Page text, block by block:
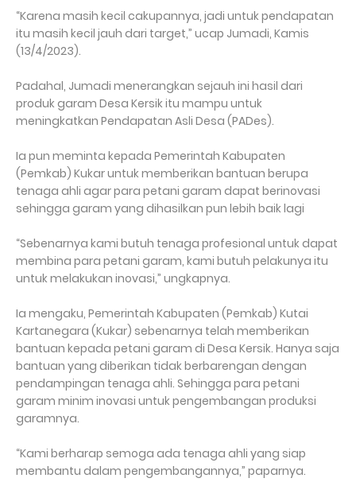
“Karena masih kecil cakupannya, jadi untuk pendapatan
itu masih kecil jauh dari target,” ucap Jumadi, Kamis
(13/4/2023).
Padahal, Jumadi menerangkan sejauh ini hasil dari
produk garam Desa Kersik itu mampu untuk
meningkatkan Pendapatan Asli Desa (PADes).
Ia pun meminta kepada Pemerintah Kabupaten
(Pemkab) Kukar untuk memberikan bantuan berupa
tenaga ahli agar para petani garam dapat berinovasi
sehingga garam yang dihasilkan pun lebih baik lagi
“Sebenarnya kami butuh tenaga profesional untuk dapat
membina para petani garam, kami butuh pelakunya itu
untuk melakukan inovasi,” ungkapnya.
Ia mengaku, Pemerintah Kabupaten (Pemkab) Kutai
Kartanegara (Kukar) sebenarnya telah memberikan
bantuan kepada petani garam di Desa Kersik. Hanya saja
bantuan yang diberikan tidak berbarengan dengan
pendampingan tenaga ahli. Sehingga para petani
garam minim inovasi untuk pengembangan produksi
garamnya.
“Kami berharap semoga ada tenaga ahli yang siap
membantu dalam pengembangannya,” paparnya.